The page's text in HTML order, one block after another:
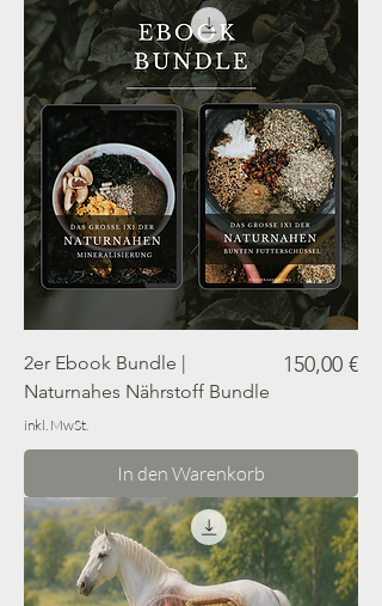
2er Ebook Bundle |
Naturnahes Nährstoff Bundle
Preis
150,00 €
inkl. MwSt.
In den Warenkorb